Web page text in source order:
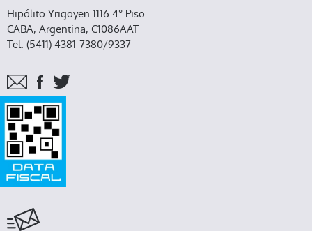
Hipólito Yrigoyen 1116 4° Piso
CABA, Argentina, C1086AAT
Tel. (5411) 4381-7380/9337